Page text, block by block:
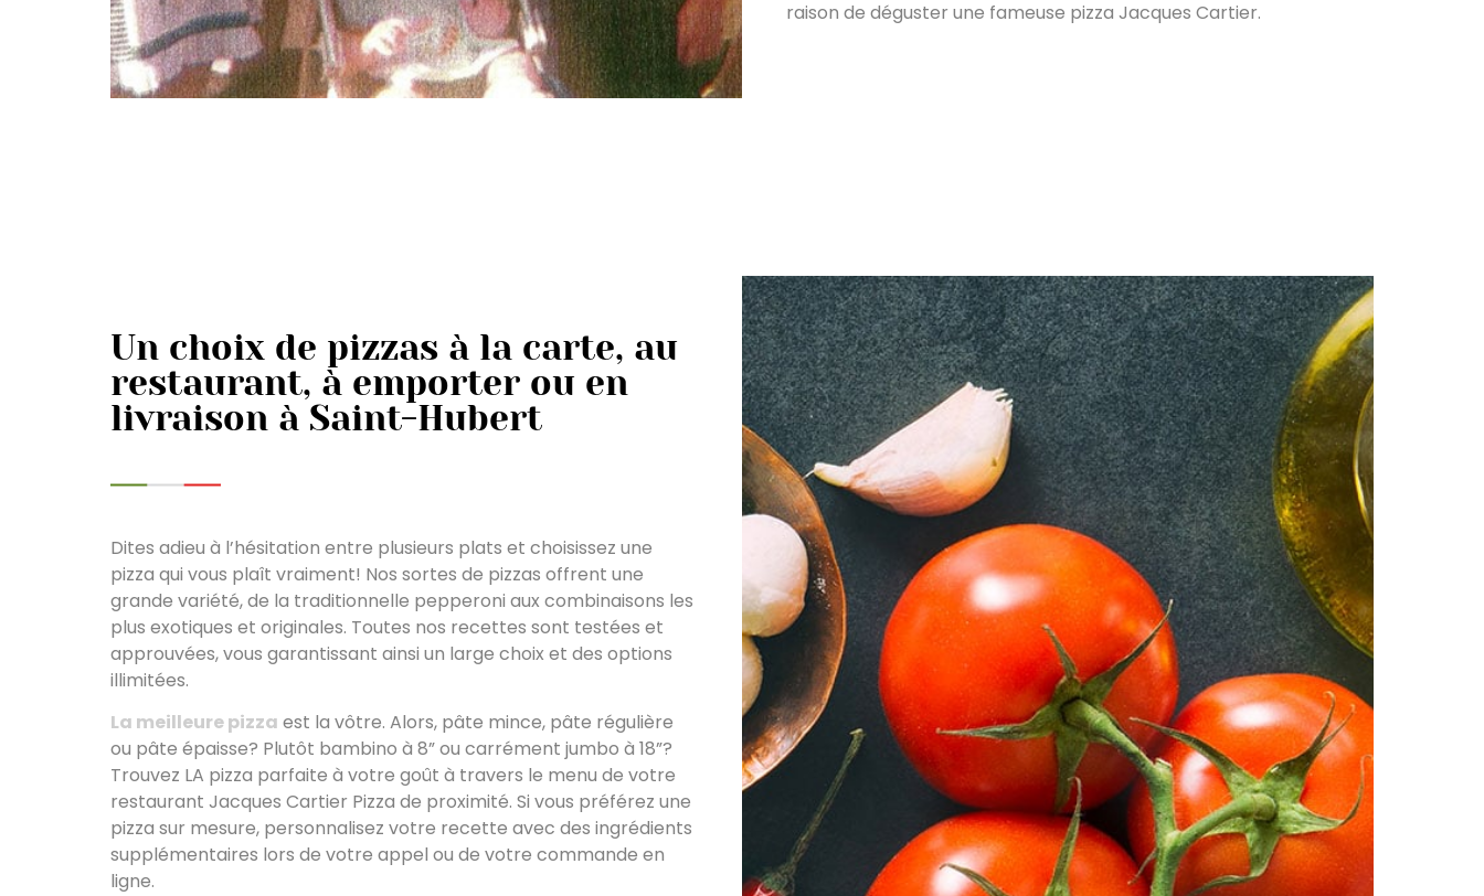
raison de déguster une fameuse pizza Jacques Cartier.
Un choix de pizzas à la carte, au
restaurant, à emporter ou en
livraison à Saint-Hubert
Dites adieu à l’hésitation entre plusieurs plats et choisissez une
pizza qui vous plaît vraiment! Nos sortes de pizzas offrent une
grande variété, de la traditionnelle pepperoni aux combinaisons les
plus exotiques et originales. Toutes nos recettes sont testées et
approuvées, vous garantissant ainsi un large choix et des options
illimitées.
La meilleure pizza est la vôtre. Alors, pâte mince, pâte régulière
ou pâte épaisse? Plutôt bambino à 8” ou carrément jumbo à 18”?
Trouvez LA pizza parfaite à votre goût à travers le menu de votre
restaurant Jacques Cartier Pizza de proximité. Si vous préférez une
pizza sur mesure, personnalisez votre recette avec des ingrédients
supplémentaires lors de votre appel ou de votre commande en
ligne.